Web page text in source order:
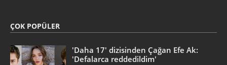
ÇOK POPÜLER
'Daha 17' dizisinden Çağan Efe Ak:
'Defalarca reddedildim'